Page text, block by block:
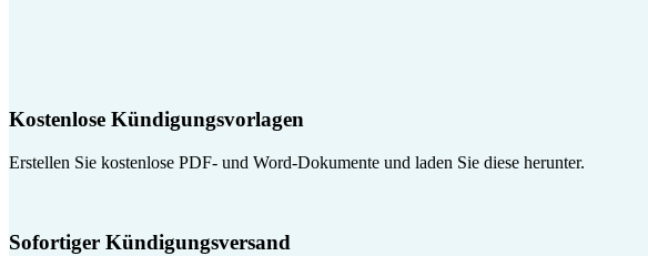
Kostenlose Kündigungsvorlagen
Erstellen Sie kostenlose PDF- und Word-Dokumente und laden Sie diese herunter.
Sofortiger Kündigungsversand